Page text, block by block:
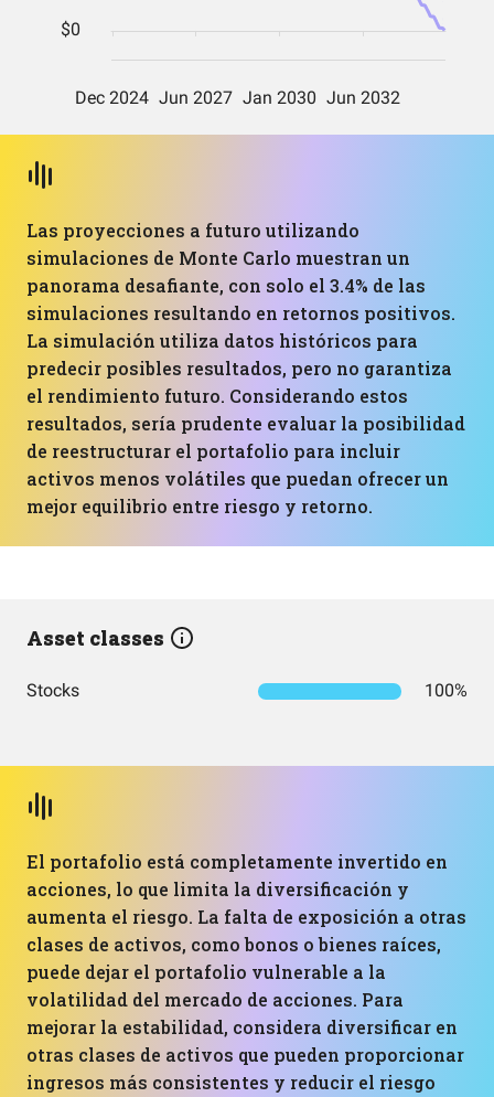
Las proyecciones a futuro utilizando
simulaciones de Monte Carlo muestran un
panorama desafiante, con solo el 3.4% de las
simulaciones resultando en retornos positivos.
La simulación utiliza datos históricos para
predecir posibles resultados, pero no garantiza
el rendimiento futuro. Considerando estos
resultados, sería prudente evaluar la posibilidad
de reestructurar el portafolio para incluir
activos menos volátiles que puedan ofrecer un
mejor equilibrio entre riesgo y retorno.
Asset classes
Stocks 100%
El portafolio está completamente invertido en
acciones, lo que limita la diversificación y
aumenta el riesgo. La falta de exposición a otras
clases de activos, como bonos o bienes raíces,
puede dejar el portafolio vulnerable a la
volatilidad del mercado de acciones. Para
mejorar la estabilidad, considera diversificar en
otras clases de activos que pueden proporcionar
ingresos más consistentes y reducir el riesgo